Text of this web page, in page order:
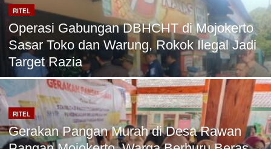
RITEL
Operasi Gabungan DBHCHT di Mojokerto
Sasar Toko dan Warung, Rokok Ilegal Jadi
Target Razia
RITEL
Gerakan Pangan Murah di Desa Rawan